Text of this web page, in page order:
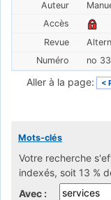
no
Aller à la page: <
Mots-clés
Votre recherche
indexés, soit 13 %
Avec :